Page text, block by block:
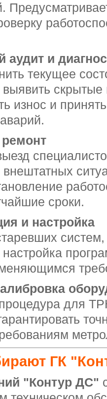
аудит и
текущее
скрытые
износ и
внештатных
сроки.
и настройка
систем,
для
ГК
"Контур ДС"